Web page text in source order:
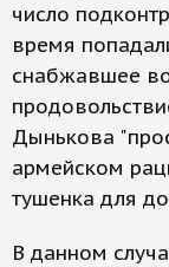
число
время
снабжавшее
Дынькова
армейском
тушенка для
В данном